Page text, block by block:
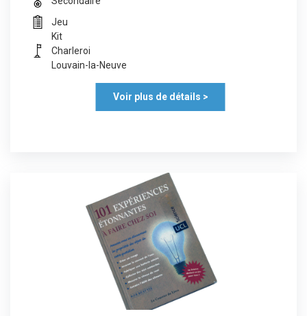
Jeu
Kit
Charleroi
Louvain-la-Neuve
Voir plus de détails >